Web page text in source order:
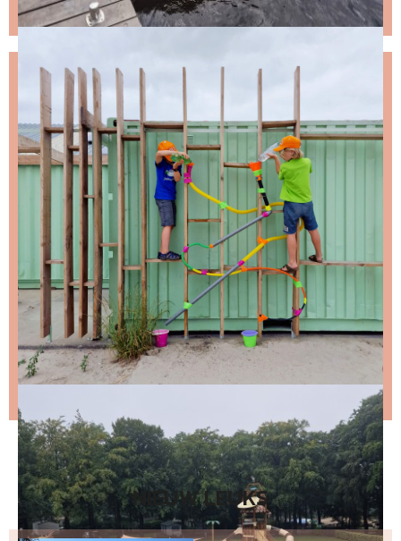
NIKS LEUKS MISSEN?
Schrijf je in voor de nieuwsbrief, dan stuur ik je
ongeveer twee keer per maand een leuke mail.
Stap 1 – vul je emailadres in en klik op de knop:
Stap 2 – open de email en bevestig je inschrijving
(niks ontvangen, bekijk dan je spam folder).
Wil je niet wachten op de volgende nieuwsbrief?
Lees
dan hier de nieuwste nieuwsbrief
NIEUW LEUKS